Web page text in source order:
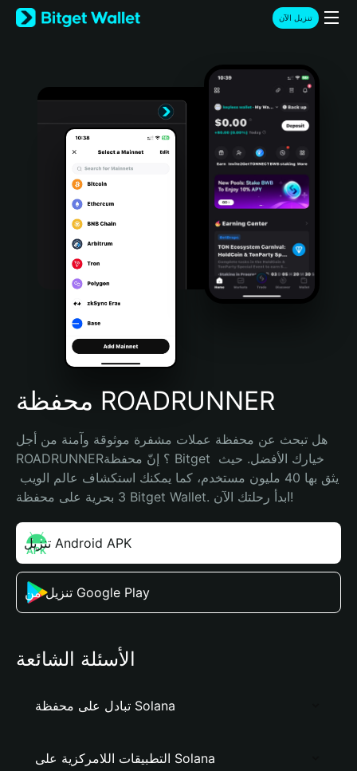
English
日本語
Türkçe
Português (Portugal)
Bahasa Indonesia
Português (Brasil)
Español (Argentina)
تنزيل الآن
محفظة ROADRUNNER
هل تبحث عن محفظة عملات مشفرة موثوقة وآمنة من أجل
ROADRUNNER؟ إنّ محفظة Bitget خيارك الأفضل. حيث
3 بحرية على محفظة Bitget Wallet. ابدأ رحلتك الآن!
تنزيل Android APK
تنزيل من Google Play
الأسئلة الشائعة
تبادل على محفظة Solana
التطبيقات اللامركزية على Solana